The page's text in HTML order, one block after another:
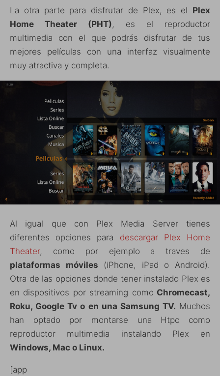
La otra parte para disfrutar de Plex, es el Plex
Home Theater (PHT), es el reproductor
multimedia con el que podrás disfrutar de tus
mejores películas con una interfaz visualmente
muy atractiva y completa.
Al igual que con Plex Media Server tienes
diferentes opciones para descargar Plex Home
Theater, como por ejemplo a traves de
plataformas móviles (iPhone, iPad o Android).
Otra de las opciones donde tener instalado Plex es
en dispositivos por streaming como Chromecast,
Roku, Google Tv o en una Samsung TV. Muchos
han optado por montarse una Htpc como
reproductor multimedia instalando Plex en
Windows, Mac o Linux.
[app